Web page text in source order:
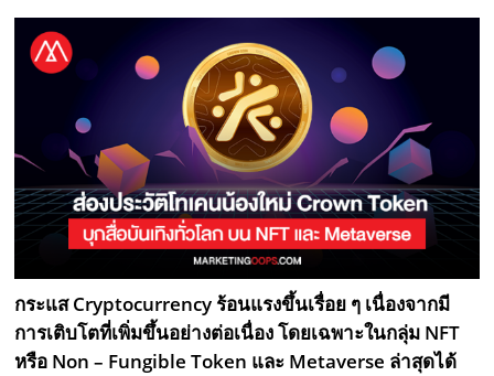
กระแส Cryptocurrency ร้อนแรงขึ้นเรื่อย ๆ เนื่องจากมี
การเติบโตที่เพิ่มขึ้นอย่างต่อเนื่อง โดยเฉพาะในกลุ่ม NFT
หรือ Non – Fungible Token และ Metaverse ล่าสุดได้